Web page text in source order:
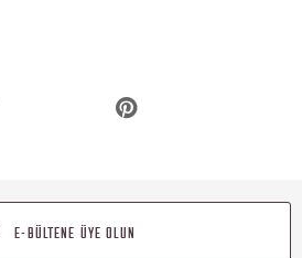
E-BÜLTENE ÜYE OLUN